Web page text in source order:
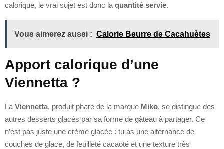
calorique, le vrai sujet est donc la quantité servie.
Vous aimerez aussi : Calorie Beurre de Cacahuètes
Apport calorique d’une
Viennetta ?
La Viennetta, produit phare de la marque Miko, se distingue des
autres desserts glacés par sa forme de gâteau à partager. Ce
n’est pas juste une crème glacée : tu as une alternance de
couches de glace, de feuilleté cacaoté et une texture très